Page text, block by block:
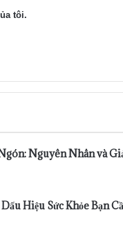
tôi.
Nguyên Nhân và
Hiệu Sức Khỏe Bạn